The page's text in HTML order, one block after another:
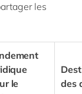
les
le
des